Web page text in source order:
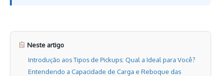
Neste artigo
Introdução aos Tipos de Pickups: Qual a Ideal para Você?
Entendendo a Capacidade de Carga e Reboque das